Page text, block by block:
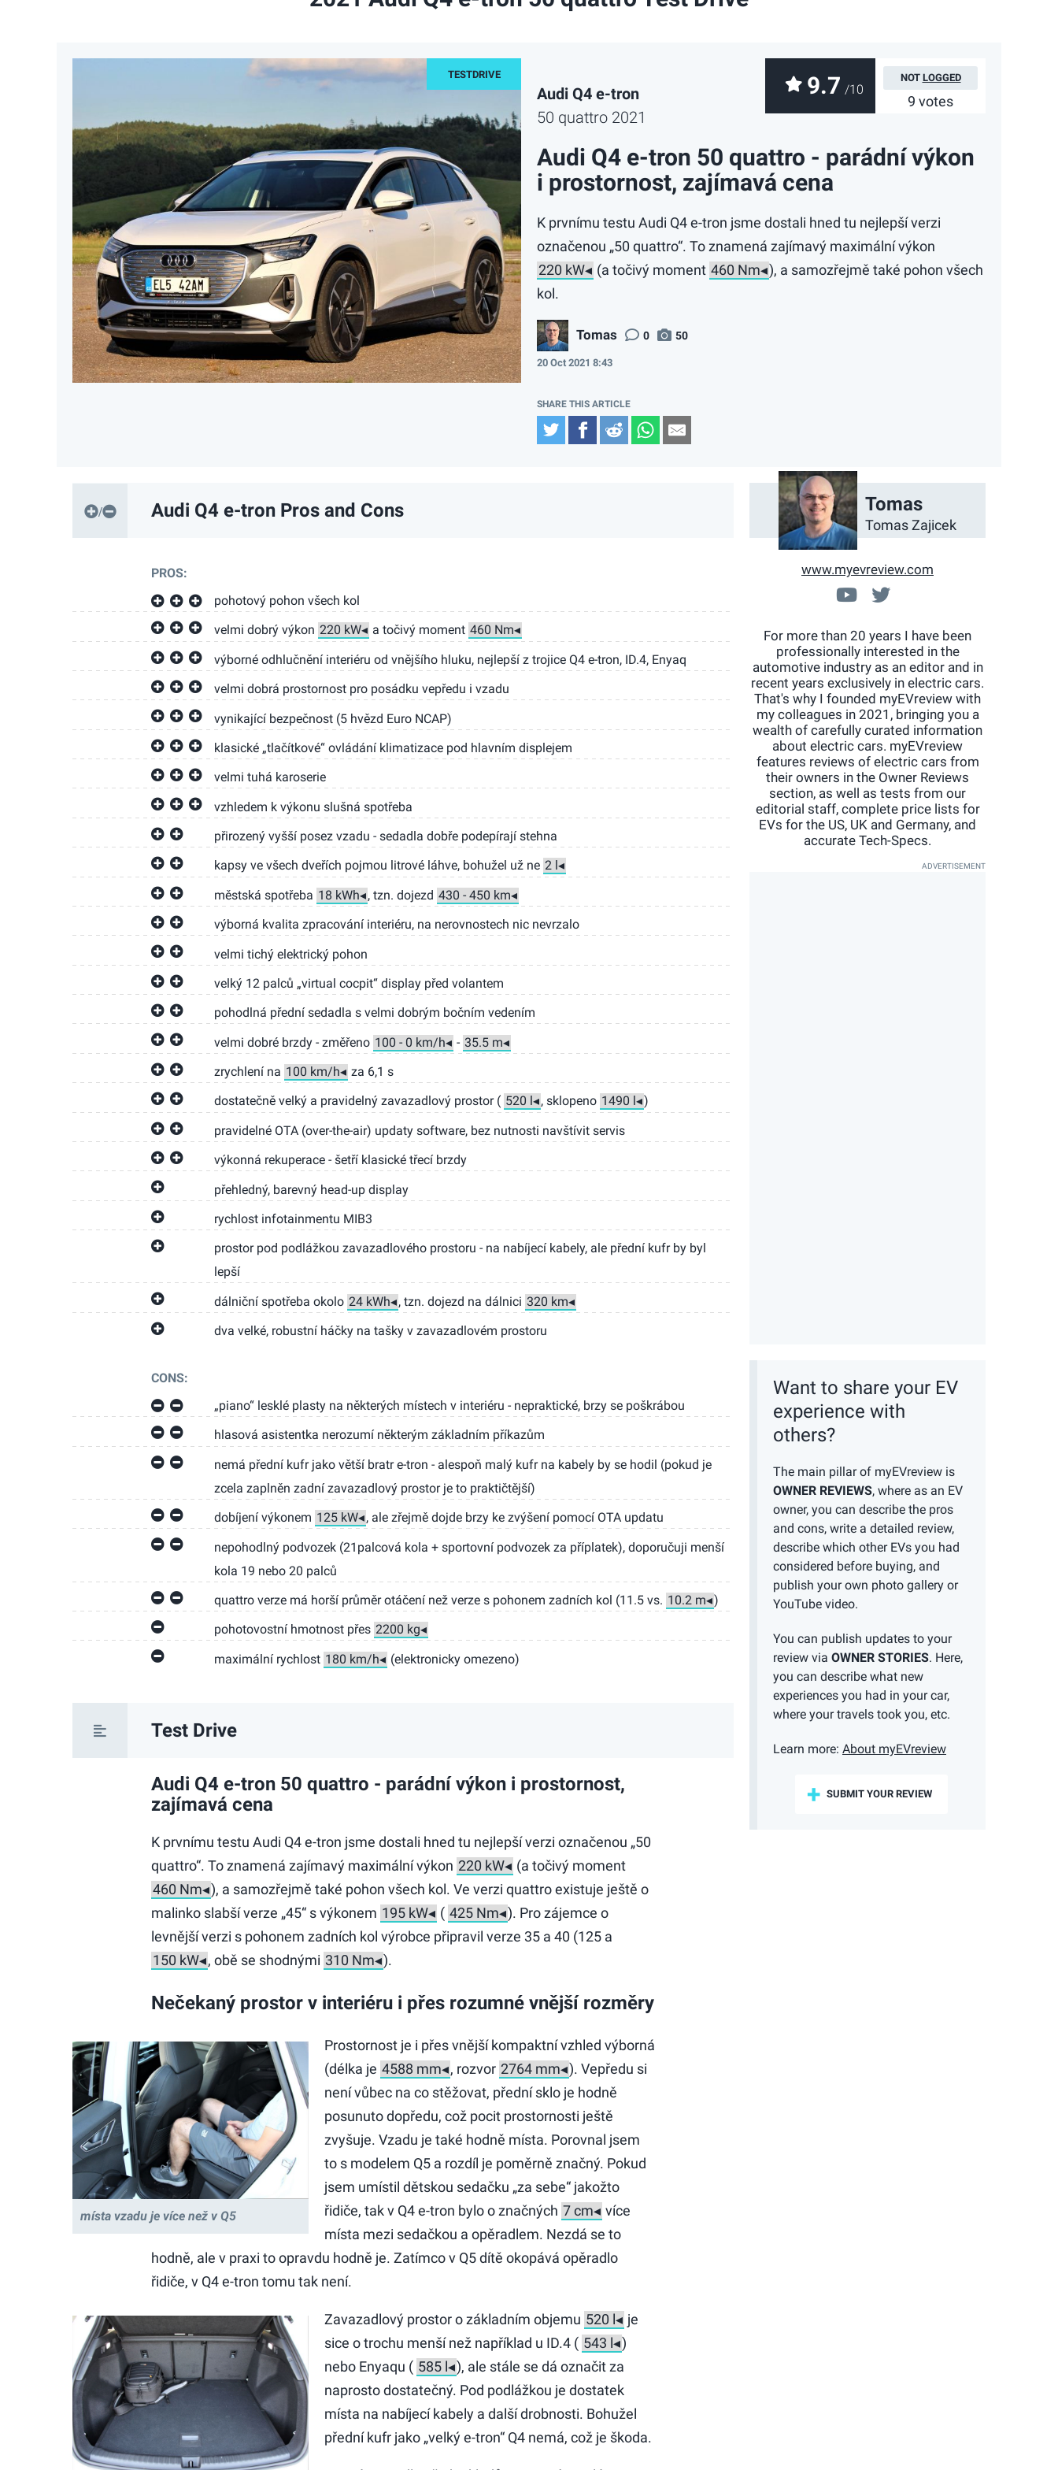
Audi Q4 e-tron
50 quattro 2021
9.7 /10
NOT LOGGED
9 votes
Audi Q4 e-tron 50 quattro - parádní výkon
i prostornost, zajímavá cena
K prvnímu testu Audi Q4 e-tron jsme dostali hned tu nejlepší verzi
označenou „50 quattro“. To znamená zajímavý maximální výkon
(a točivý moment
), a samozřejmě také pohon všech
kol.
Tomas 0 50
20 Oct 2021 8:43
TwitterFacebook
Reddit WhatsApp
Audi Q4 e-tron Pros and Cons
PROS:
pohotový pohon všech kol
velmi dobrý výkon
a točivý moment
výborné odhlučnění interiéru od vnějšího hluku, nejlepší z trojice Q4 e-tron, ID.4, Enyaq
velmi dobrá prostornost pro posádku vepředu i vzadu
vynikající bezpečnost (5 hvězd Euro NCAP)
klasické „tlačítkové“ ovládání klimatizace pod hlavním displejem
velmi tuhá karoserie
vzhledem k výkonu slušná spotřeba
přirozený vyšší posez vzadu - sedadla dobře podepírají stehna
kapsy ve všech dveřích pojmou litrové láhve, bohužel už ne
městská spotřeba
, tzn. dojezd
výborná kvalita zpracování interiéru, na nerovnostech nic nevrzalo
velmi tichý elektrický pohon
velký 12 palců „virtual cocpit“ display před volantem
pohodlná přední sedadla s velmi dobrým bočním vedením
velmi dobré brzdy - změřeno
-
zrychlení na
za 6,1 s
dostatečně velký a pravidelný zavazadlový prostor (
, sklopeno
)
pravidelné OTA (over-the-air) updaty software, bez nutnosti navštívit servis
výkonná rekuperace - šetří klasické třecí brzdy
přehledný, barevný head-up display
rychlost infotainmentu MIB3
prostor pod podlážkou zavazadlového prostoru - na nabíjecí kabely, ale přední kufr by byl
lepší
dálniční spotřeba okolo
, tzn. dojezd na dálnici
dva velké, robustní háčky na tašky v zavazadlovém prostoru
CONS:
„piano“ lesklé plasty na některých místech v interiéru - nepraktické, brzy se poškrábou
hlasová asistentka nerozumí některým základním příkazům
nemá přední kufr jako větší bratr e-tron - alespoň malý kufr na kabely by se hodil (pokud je
zcela zaplněn zadní zavazadlový prostor je to praktičtější)
dobíjení výkonem
, ale zřejmě dojde brzy ke zvýšení pomocí OTA updatu
nepohodlný podvozek (21palcová kola + sportovní podvozek za příplatek), doporučuji menší
kola 19 nebo 20 palců
quattro verze má horší průměr otáčení než verze s pohonem zadních kol (11.5 vs.
)
pohotovostní hmotnost přes
maximální rychlost
(elektronicky omezeno)
Test Drive
Audi Q4 e-tron 50 quattro - parádní výkon i prostornost,
zajímavá cena
K prvnímu testu Audi Q4 e-tron jsme dostali hned tu nejlepší verzi označenou „50
quattro“. To znamená zajímavý maximální výkon
(a točivý moment
), a samozřejmě také pohon všech kol. Ve verzi quattro existuje ještě o
malinko slabší verze „45“ s výkonem
(
). Pro zájemce o
levnější verzi s pohonem zadních kol výrobce připravil verze 35 a 40 (125 a
, obě se shodnými
).
Nečekaný prostor v interiéru i přes rozumné vnější rozměry
místa vzadu je více než v Q5
Prostornost je i přes vnější kompaktní vzhled výborná
(délka je
, rozvor
). Vepředu si
není vůbec na co stěžovat, přední sklo je hodně
posunuto dopředu, což pocit prostornosti ještě
zvyšuje. Vzadu je také hodně místa. Porovnal jsem
to s modelem Q5 a rozdíl je poměrně značný. Pokud
jsem umístil dětskou sedačku „za sebe“ jakožto
řidiče, tak v Q4 e-tron bylo o značných
více
místa mezi sedačkou a opěradlem. Nezdá se to
hodně, ale v praxi to opravdu hodně je. Zatímco v Q5 dítě okopává opěradlo
řidiče, v Q4 e-tron tomu tak není.
Zavazadlový prostor o základním objemu
je
sice o trochu menší než například u ID.4 (
)
nebo Enyaqu (
), ale stále se dá označit za
naprosto dostatečný. Pod podlážkou je dostatek
místa na nabíjecí kabely a další drobnosti. Bohužel
přední kufr jako „velký e-tron“ Q4 nemá, což je škoda.
Tomas
Tomas Zajicek
www.myevreview.com
For more than 20 years I have been
professionally interested in the
automotive industry as an editor and in
recent years exclusively in electric cars.
That's why I founded myEVreview with
my colleagues in 2021, bringing you a
wealth of carefully curated information
about electric cars. myEVreview
features reviews of electric cars from
their owners in the Owner Reviews
section, as well as tests from our
editorial staff, complete price lists for
EVs for the US, UK and Germany, and
accurate Tech-Specs.
Want to share your EV
experience with
others?
The main pillar of myEVreview is
OWNER REVIEWS, where as an EV
owner, you can describe the pros
and cons, write a detailed review,
describe which other EVs you had
considered before buying, and
publish your own photo gallery or
YouTube video.
You can publish updates to your
review via OWNER STORIES. Here,
you can describe what new
experiences you had in your car,
where your travels took you, etc.
Learn more: About myEVreview
SUBMIT YOUR REVIEW